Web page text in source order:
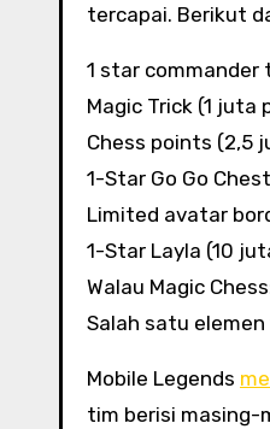
tercapai. Berikut
1 star commander
Magic Trick (1 juta
Chess points (2,5
1-Star Go Go
Limited avatar
1-Star Layla (10
Walau Magic
Salah satu
Mobile Legends
tim berisi masing-